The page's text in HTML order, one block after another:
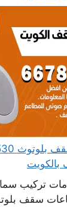
تركيب
سقف